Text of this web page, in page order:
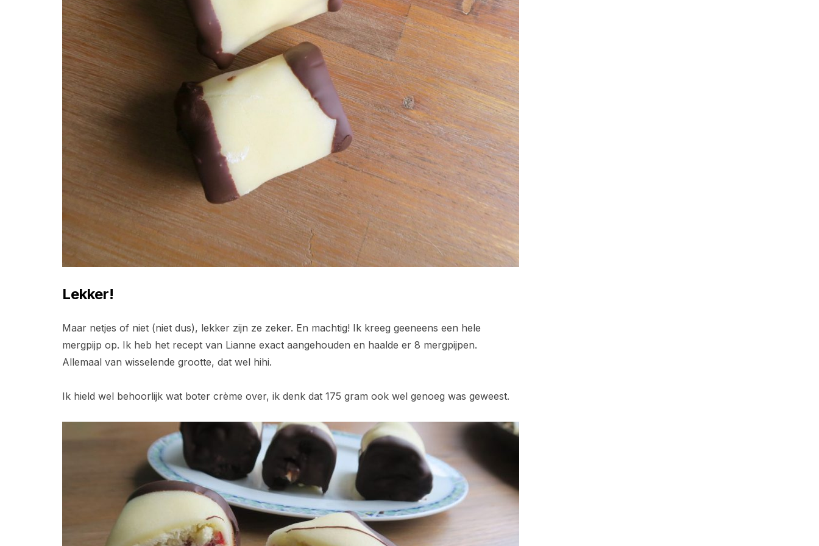
Lekker!
Maar netjes of niet (niet dus), lekker zijn ze zeker. En machtig! Ik kreeg geeneens een hele
mergpijp op. Ik heb het recept van Lianne exact aangehouden en haalde er 8 mergpijpen.
Allemaal van wisselende grootte, dat wel hihi.
Ik hield wel behoorlijk wat boter crème over, ik denk dat 175 gram ook wel genoeg was geweest.